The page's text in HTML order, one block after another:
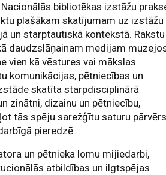
bibliotēkas izstāžu
plašākam skatījumam uz izstāžu
un starptautiskā kontekstā. Rakstu
daudzslāņainam medijam
vien kā vēstures vai mākslas
komunikācijas, pētniecības un
skatīta starpdisciplinārā
zinātni, dizainu un pētniecību,
tās spēju sarežģītu saturu
pieredzē.
un pētnieka lomu mijiedarbi,
atbildības un ilgtspējas